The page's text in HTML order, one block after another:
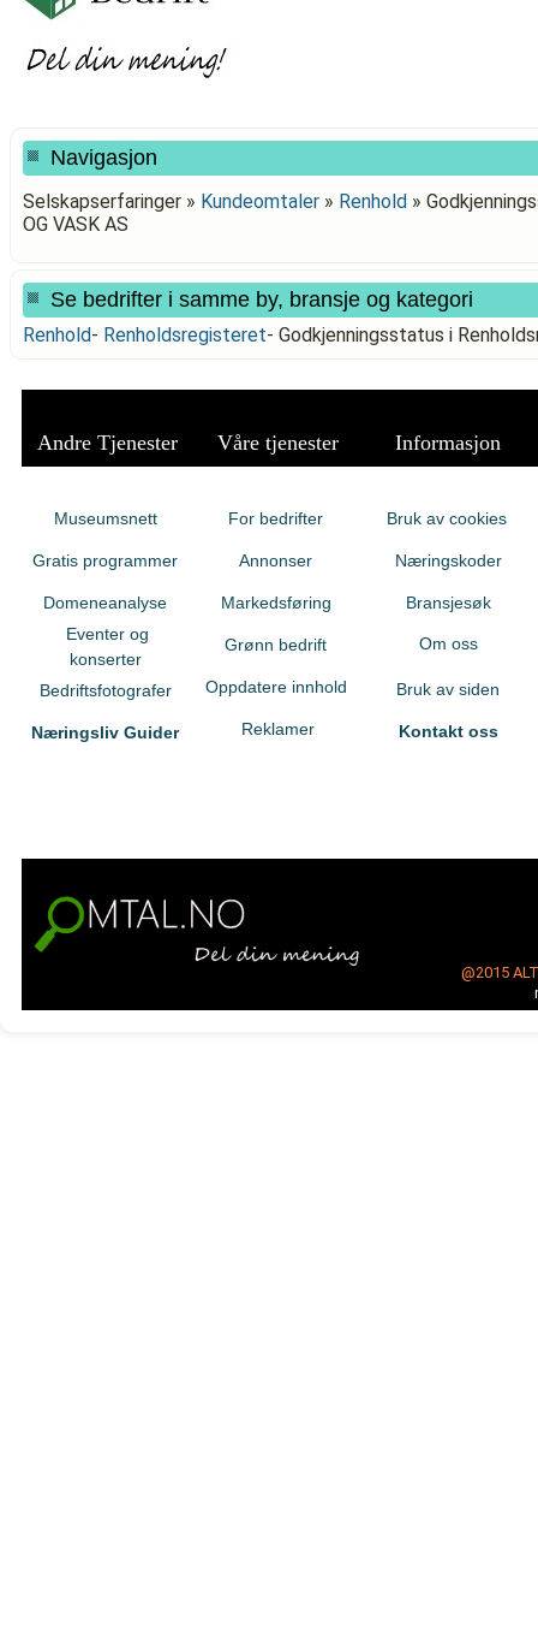
Navigasjon
Selskapserfaringer » Kundeomtaler » Renhold »
OG VASK AS
Se bedrifter i samme by, bransje og kategori
Renhold- Renholdsregisteret- Godkjenningsstatus i
Andre Tjenester Våre tjenester Informasjon
Museumsnett
Gratis programmer
Domeneanalyse
Eventer og
konserter
Bedriftsfotografer
Næringsliv Guider
For bedrifter
Annonser
Markedsføring
Grønn bedrift
Oppdatere innhold
Reklamer
Bruk av cookies
Næringskoder
Bransjesøk
Om oss
Bruk av siden
Kontakt oss
@2015